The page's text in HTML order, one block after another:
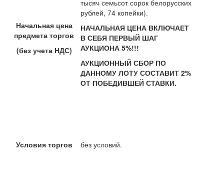
Начальная цена
предмета торгов
(без учета НДС)
тысяч семьсот сорок белорусских
рублей, 74 копейки).
НАЧАЛЬНАЯ ЦЕНА ВКЛЮЧАЕТ
В СЕБЯ ПЕРВЫЙ ШАГ
АУКЦИОНА 5%!!!
АУКЦИОННЫЙ СБОР ПО
ДАННОМУ ЛОТУ СОСТАВИТ 2%
ОТ ПОБЕДИВШЕЙ СТАВКИ.
Условия торгов без условий.